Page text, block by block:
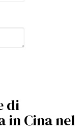
di
in Cina nel